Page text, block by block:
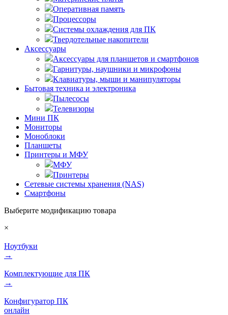
Оперативная память
Процессоры
Системы охлаждения для ПК
Твердотельные накопители
Аксессуары
Аксессуары для планшетов и смартфонов
Гарнитуры, наушники и микрофоны
Клавиатуры, мыши и манипуляторы
Бытовая техника и электроника
Пылесосы
Телевизоры
Мини ПК
Мониторы
Моноблоки
Планшеты
Принтеры и МФУ
МФУ
Принтеры
Сетевые системы хранения (NAS)
Смартфоны
Выберите модификацию товара
×
Ноутбуки
→
Комплектующие для ПК
→
Конфигуратор ПК
онлайн